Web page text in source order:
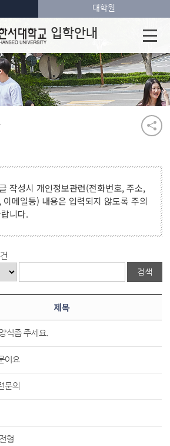
입학안내
대학원
작성시 개인정보관련(전화번호, 주소,
이메일등) 내용은 입력되지 않도록 주의
니다.
제목
식좀 주세요.
이요
문의
형